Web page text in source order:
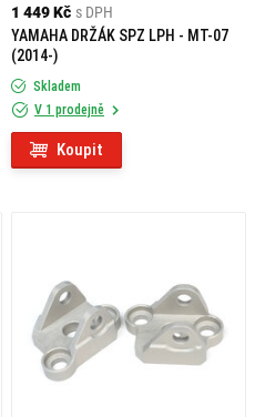
1 449 Kč s DPH
YAMAHA DRŽÁK SPZ LPH - MT-07
(2014-)
Skladem
V 1 prodejně
Koupit